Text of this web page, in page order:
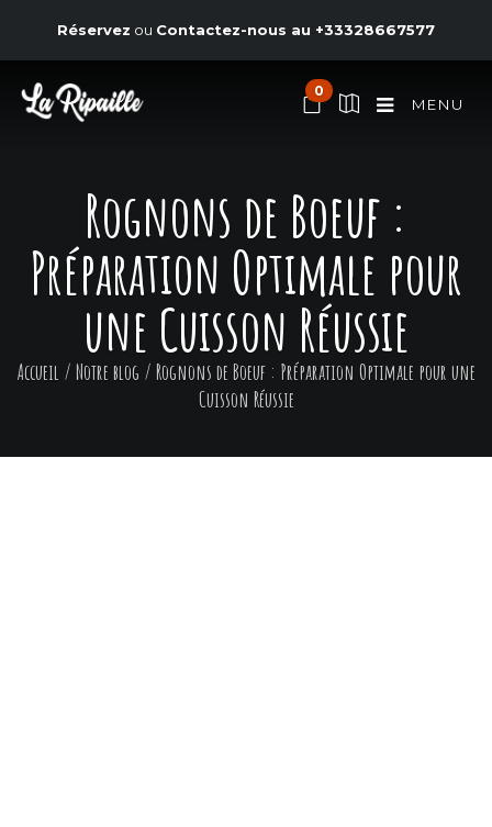
Réservez ou Contactez-nous au +33328667577
0
MENU
Rognons de Boeuf :
Préparation Optimale pour
une Cuisson Réussie
Accueil/ Notre blog / Rognons de Boeuf : Préparation Optimale pour une
Cuisson Réussie